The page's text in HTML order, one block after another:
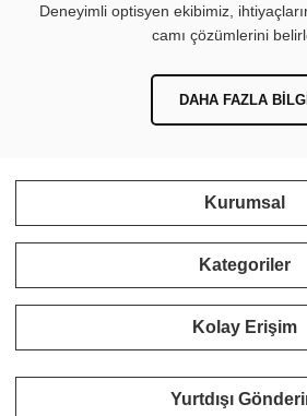
Deneyimli optisyen ekibimiz,
camı çözümlerini
DAHA FAZLA BILGI
Kurumsal
Kategoriler
Kolay Erişim
Yurtdışı